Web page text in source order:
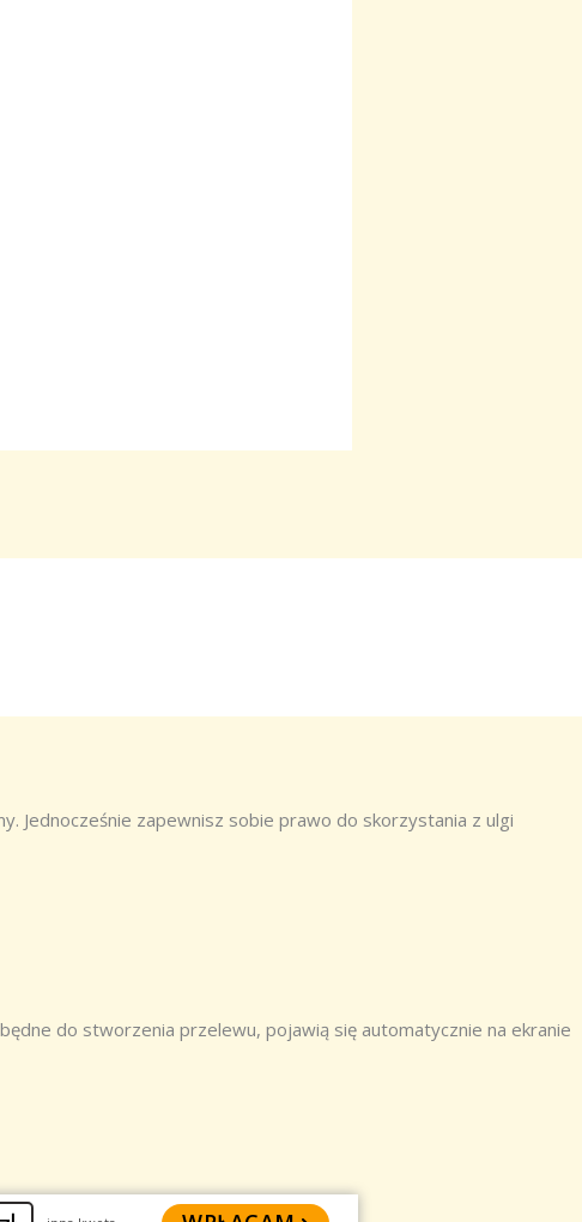
Jednocześnie zapewnisz sobie prawo do skorzystania z ulgi
do stworzenia przelewu, pojawią się automatycznie na ekranie